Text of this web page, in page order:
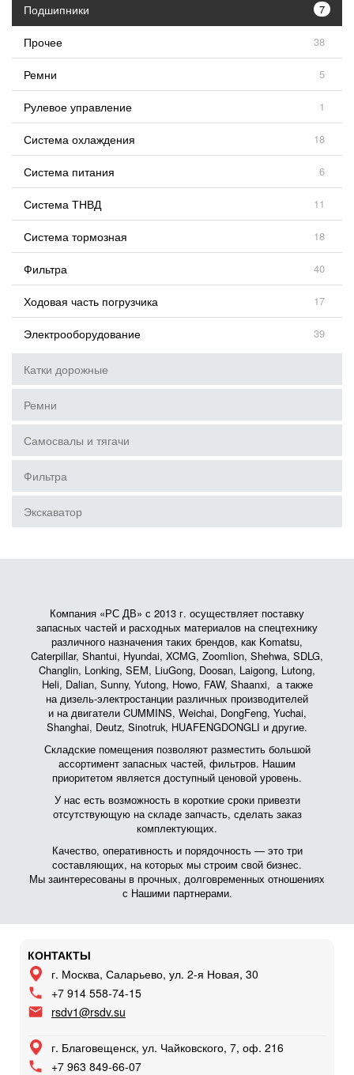
Подшипники 7
Прочее 38
Ремни 5
Рулевое управление 1
Система охлаждения 18
Система питания 6
Система ТНВД 11
Система тормозная 18
Фильтра 40
Ходовая часть погрузчика 17
Электрооборудование 39
Катки дорожные
Ремни
Самосвалы и тягачи
Фильтра
Экскаватор
Компания «РС ДВ» с 2013 г. осуществляет поставку
запасных частей и расходных материалов на спецтехнику
различного назначения таких брендов, как Komatsu,
Caterpillar, Shantui, Hyundai, XCMG, Zoomlion, Shehwa, SDLG,
Changlin, Lonking, SEM, LiuGong, Doosan, Laigong, Lutong,
Heli, Dalian, Sunny, Yutong, Howo, FAW, Shaanxi, а также
на дизель-электростанции различных производителей
и на двигатели CUMMINS, Weichai, DongFeng, Yuchai,
Shanghai, Deutz, Sinotruk, HUAFENGDONGLI и другие.
Складские помещения позволяют разместить большой
ассортимент запасных частей, фильтров. Нашим
приоритетом является доступный ценовой уровень.
У нас есть возможность в короткие сроки привезти
отсутствующую на складе запчасть, сделать заказ
комплектующих.
Качество, оперативность и порядочность — это три
составляющих, на которых мы строим свой бизнес.
Мы заинтересованы в прочных, долговременных отношениях
с Нашими партнерами.
КОНТАКТЫ
г. Москва, Саларьево, ул. 2-я Новая, 30
+7 914 558-74-15
rsdv1@rsdv.su
г. Благовещенск, ул. Чайковского, 7, оф. 216
+7 963 849-66-07